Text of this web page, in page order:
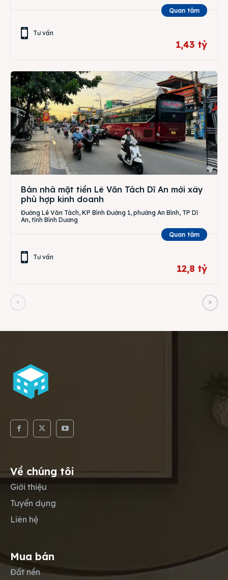
Quan tâm
Tư vấn
1,43 tỷ
Bán nhà mặt tiền Lê Văn Tách Dĩ An mới xây
phù hợp kinh doanh
Đường Lê Văn Tách, KP Bình Đường 1, phường An Bình, TP Dĩ
An, tỉnh Bình Dương
Quan tâm
Tư vấn
12,8 tỷ
Về chúng tôi
Giới thiệu
Tuyển dụng
Liên hệ
Mua bán
Đất nền